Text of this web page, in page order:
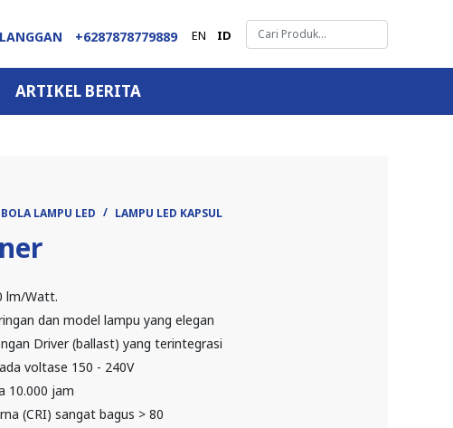
+6287878779889 EN ID
ARTIKEL BERITA
BOLA LAMPU LED LAMPU LED KAPSUL
lm/Watt.
dan model lampu yang elegan
Driver (ballast) yang terintegrasi
voltase 150 - 240V
10.000 jam
(CRI) sangat bagus > 80